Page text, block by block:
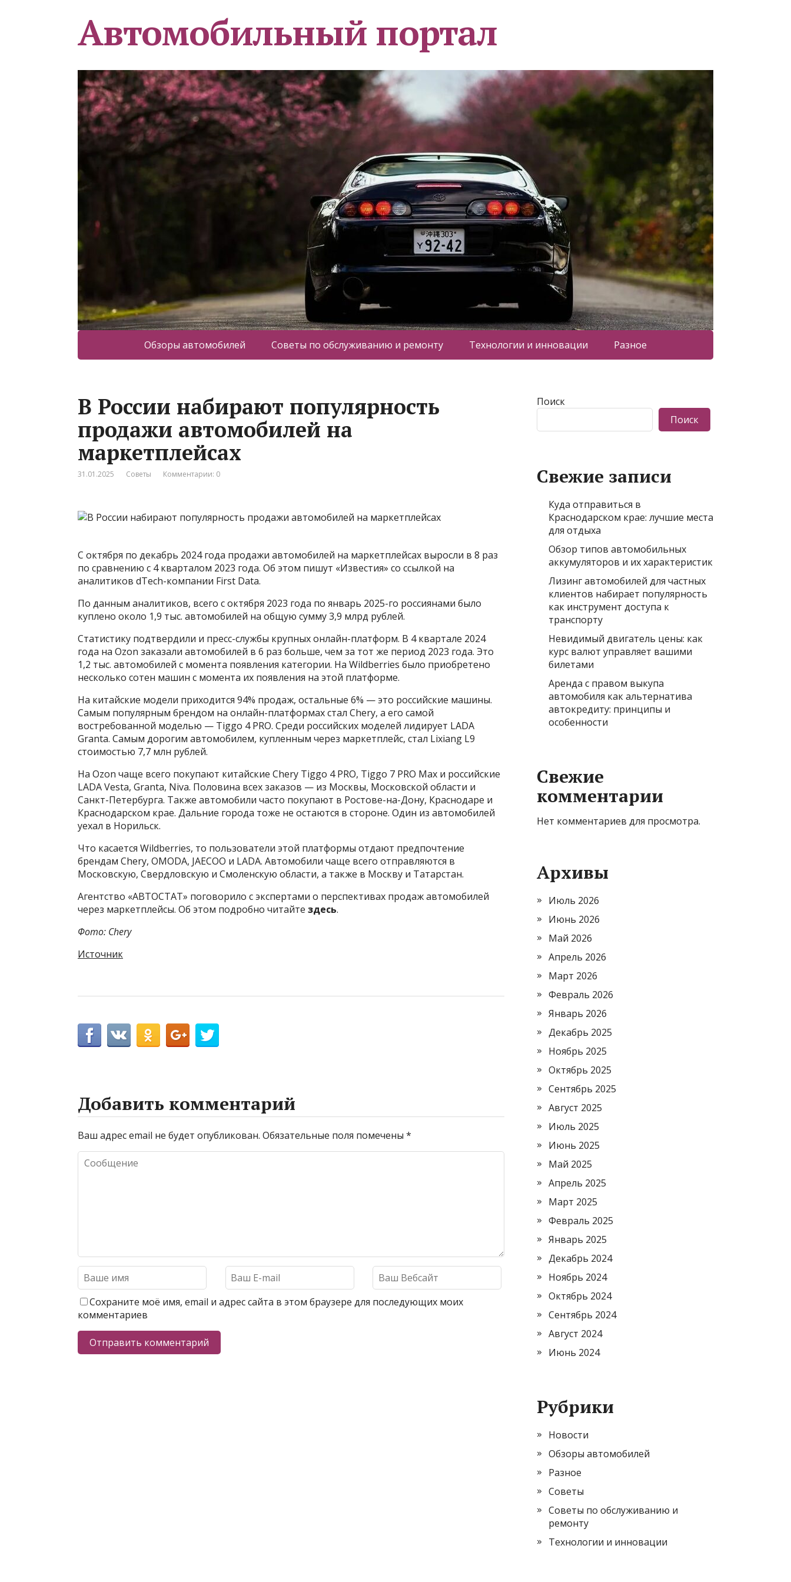
Автомобильный портал
Обзоры автомобилей Советы по обслуживанию и ремонту Технологии и инновации Разное
В России набирают популярность
продажи автомобилей на
маркетплейсах
31.01.2025 Советы Комментарии: 0
С октября по декабрь 2024 года продажи автомобилей на маркетплейсах выросли в 8 раз
по сравнению с 4 кварталом 2023 года. Об этом пишут «Известия» со ссылкой на
аналитиков dTech-компании First Data.
По данным аналитиков, всего с октября 2023 года по январь 2025-го россиянами было
куплено около 1,9 тыс. автомобилей на общую сумму 3,9 млрд рублей.
Статистику подтвердили и пресс-службы крупных онлайн-платформ. В 4 квартале 2024
года на Ozon заказали автомобилей в 6 раз больше, чем за тот же период 2023 года. Это
1,2 тыс. автомобилей с момента появления категории. На Wildberries было приобретено
несколько сотен машин с момента их появления на этой платформе.
На китайские модели приходится 94% продаж, остальные 6% — это российские машины.
Самым популярным брендом на онлайн-платформах стал Chery, а его самой
востребованной моделью — Tiggo 4 PRO. Среди российских моделей лидирует LADA
Granta. Самым дорогим автомобилем, купленным через маркетплейс, стал Lixiang L9
стоимостью 7,7 млн рублей.
На Ozon чаще всего покупают китайские Chery Tiggo 4 PRO, Tiggo 7 PRO Max и российские
LADA Vesta, Granta, Niva. Половина всех заказов — из Москвы, Московской области и
Санкт-Петербурга. Также автомобили часто покупают в Ростове-на-Дону, Краснодаре и
Краснодарском крае. Дальние города тоже не остаются в стороне. Один из автомобилей
уехал в Норильск.
Что касается Wildberries, то пользователи этой платформы отдают предпочтение
брендам Chery, OMODA, JAECOO и LADA. Автомобили чаще всего отправляются в
Московскую, Свердловскую и Смоленскую области, а также в Москву и Татарстан.
Агентство «АВТОСТАТ» поговорило с экспертами о перспективах продаж автомобилей
через маркетплейсы. Об этом подробно читайте здесь.
Фото: Chery
Источник
Добавить комментарий
Ваш адрес email не будет опубликован. Обязательные поля помечены *
Сохраните моё имя, email и адрес сайта в этом браузере для последующих моих
комментариев
Поиск
Поиск
Свежие записи
Куда отправиться в
Краснодарском крае: лучшие места
для отдыха
Обзор типов автомобильных
аккумуляторов и их характеристик
Лизинг автомобилей для частных
клиентов набирает популярность
как инструмент доступа к
транспорту
Невидимый двигатель цены: как
курс валют управляет вашими
билетами
Аренда с правом выкупа
автомобиля как альтернатива
автокредиту: принципы и
особенности
Свежие
комментарии
Нет комментариев для просмотра.
Архивы
Июль 2026
Июнь 2026
Май 2026
Апрель 2026
Март 2026
Февраль 2026
Январь 2026
Декабрь 2025
Ноябрь 2025
Октябрь 2025
Сентябрь 2025
Август 2025
Июль 2025
Июнь 2025
Май 2025
Апрель 2025
Март 2025
Февраль 2025
Январь 2025
Декабрь 2024
Ноябрь 2024
Октябрь 2024
Сентябрь 2024
Август 2024
Июнь 2024
Рубрики
Новости
Обзоры автомобилей
Разное
Советы
Советы по обслуживанию и
ремонту
Технологии и инновации